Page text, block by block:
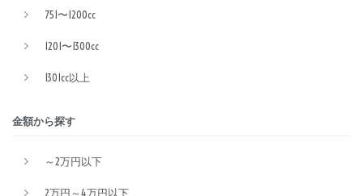
751〜1200cc
1201〜1300cc
1301cc以上
金額から探す
～2万円以下
2万円～4万円以下